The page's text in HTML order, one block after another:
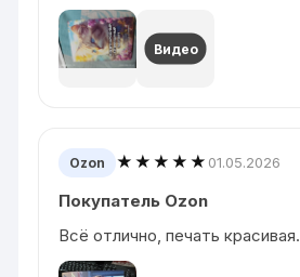
Видео
Ozon ★★★★★ 01.05.2026
Покупатель Ozon
Всё отлично, печать красивая.